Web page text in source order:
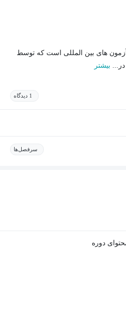
آزمون های بین المللی است که توسط
بیشتر
1 دیدگاه
سرفصل‌ها
دوره